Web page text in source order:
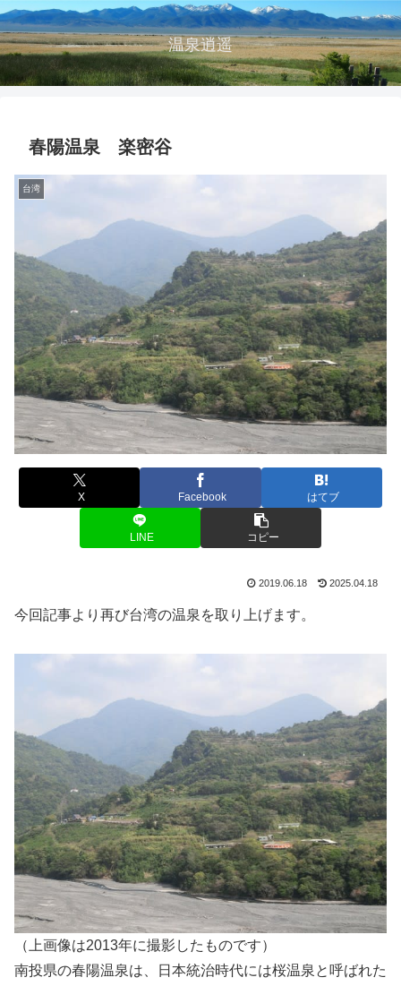
温泉逍遥
春陽温泉 楽密谷
台湾
X Facebook はてブ
LINE コピー
2019.06.18 2025.04.18
今回記事より再び台湾の温泉を取り上げます。
（上画像は2013年に撮影したものです）
南投県の春陽温泉は、日本統治時代には桜温泉と呼ばれた